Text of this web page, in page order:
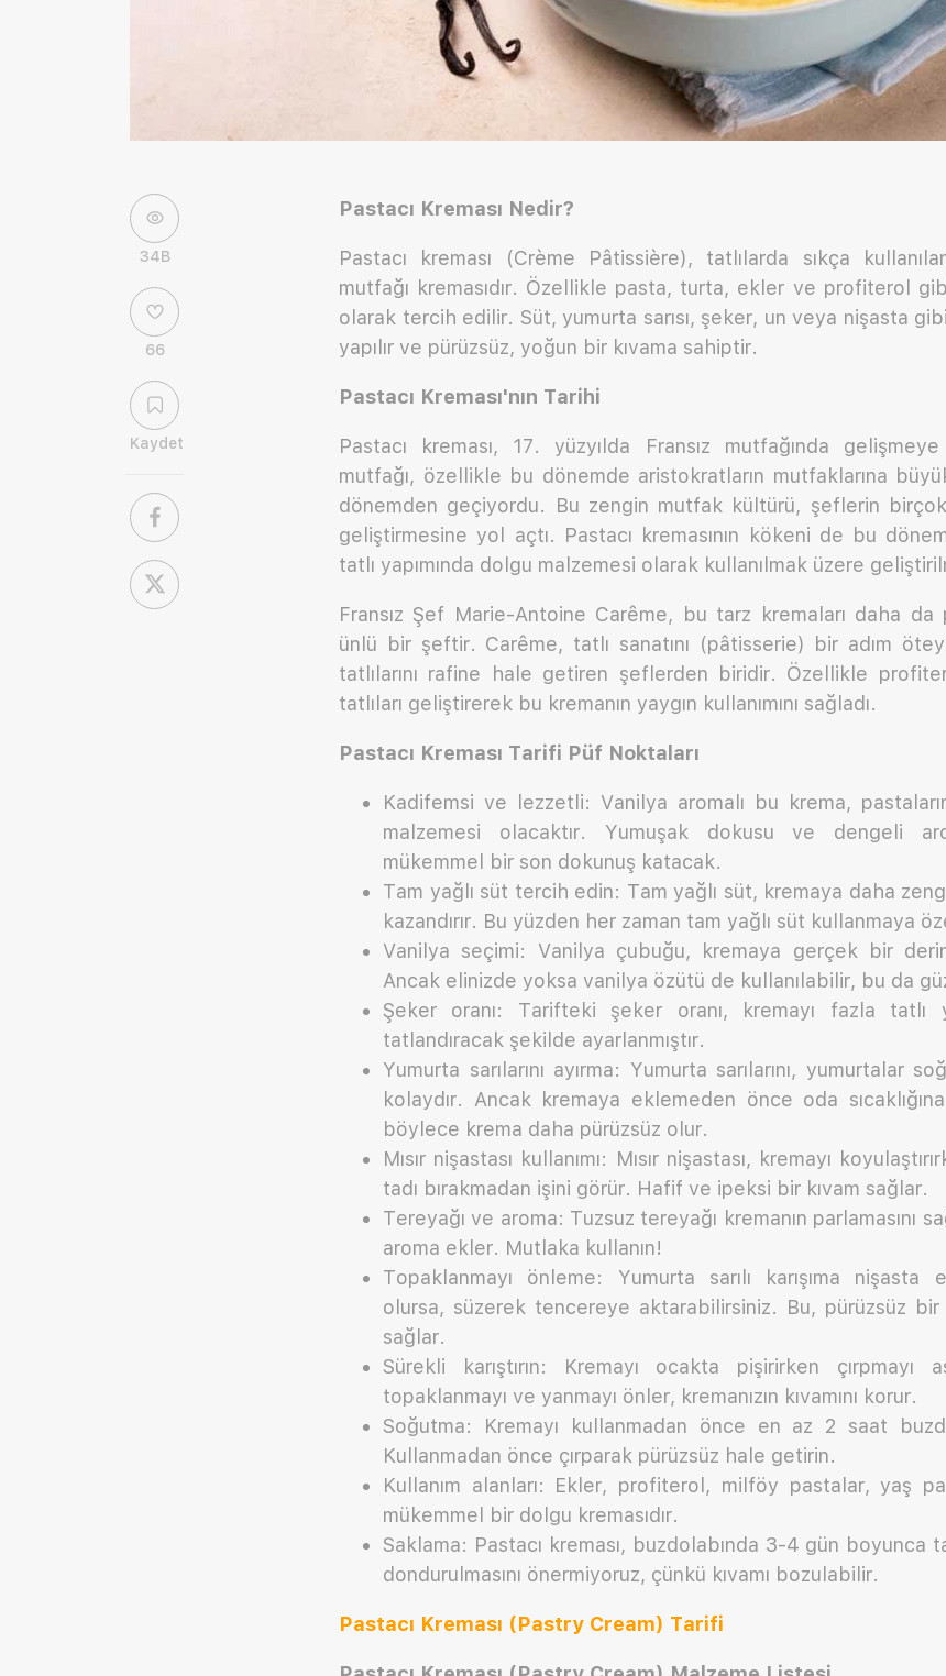
34B
66
Kaydet
Pastacı Kreması Nedir?
Pastacı kreması (Crème Pâtissière), tatlılarda sıkça
mutfağı kremasıdır. Özellikle pasta, turta, ekler ve profiterol
olarak tercih edilir. Süt, yumurta sarısı, şeker, un veya nişasta
yapılır ve pürüzsüz, yoğun bir kıvama sahiptir.
Pastacı Kreması'nın Tarihi
Pastacı kreması, 17. yüzyılda Fransız mutfağında gelişmeye
mutfağı, özellikle bu dönemde aristokratların mutfaklarına
dönemden geçiyordu. Bu zengin mutfak kültürü, şeflerin
geliştirmesine yol açtı. Pastacı kremasının kökeni de bu
tatlı yapımında dolgu malzemesi olarak kullanılmak üzere
Fransız Şef Marie-Antoine Carême, bu tarz kremaları daha
ünlü bir şeftir. Carême, tatlı sanatını (pâtisserie) bir adım
tatlılarını rafine hale getiren şeflerden biridir. Özellikle
tatlıları geliştirerek bu kremanın yaygın kullanımını sağladı.
Pastacı Kreması Tarifi Püf Noktaları
Kadifemsi ve lezzetli: Vanilya aromalı bu krema,
malzemesi olacaktır. Yumuşak dokusu ve dengeli
mükemmel bir son dokunuş katacak.
Tam yağlı süt tercih edin: Tam yağlı süt, kremaya daha
kazandırır. Bu yüzden her zaman tam yağlı süt kullanmaya
Vanilya seçimi: Vanilya çubuğu, kremaya gerçek bir
Ancak elinizde yoksa vanilya özütü de kullanılabilir, bu da
Şeker oranı: Tarifteki şeker oranı, kremayı fazla tatlı
tatlandıracak şekilde ayarlanmıştır.
Yumurta sarılarını ayırma: Yumurta sarılarını, yumurtalar
kolaydır. Ancak kremaya eklemeden önce oda
böylece krema daha pürüzsüz olur.
Mısır nişastası kullanımı: Mısır nişastası, kremayı
tadı bırakmadan işini görür. Hafif ve ipeksi bir kıvam sağlar.
Tereyağı ve aroma: Tuzsuz tereyağı kremanın parlamasını
aroma ekler. Mutlaka kullanın!
Topaklanmayı önleme: Yumurta sarılı karışıma nişasta
olursa, süzerek tencereye aktarabilirsiniz. Bu, pürüzsüz bir
sağlar.
Sürekli karıştırın: Kremayı ocakta pişirirken çırpmayı
topaklanmayı ve yanmayı önler, kremanızın kıvamını korur.
Soğutma: Kremayı kullanmadan önce en az 2 saat
Kullanmadan önce çırparak pürüzsüz hale getirin.
Kullanım alanları: Ekler, profiterol, milföy pastalar, yaş
mükemmel bir dolgu kremasıdır.
Saklama: Pastacı kreması, buzdolabında 3-4 gün boyunca
dondurulmasını önermiyoruz, çünkü kıvamı bozulabilir.
Pastacı Kreması (Pastry Cream) Tarifi